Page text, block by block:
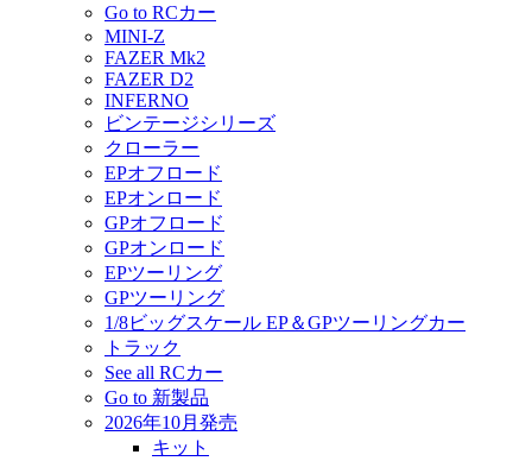
Go to RCカー
MINI-Z
FAZER Mk2
FAZER D2
INFERNO
ビンテージシリーズ
クローラー
EPオフロード
EPオンロード
GPオフロード
GPオンロード
EPツーリング
GPツーリング
1/8ビッグスケール EP＆GPツーリングカー
トラック
See all RCカー
Go to 新製品
2026年10月発売
キット